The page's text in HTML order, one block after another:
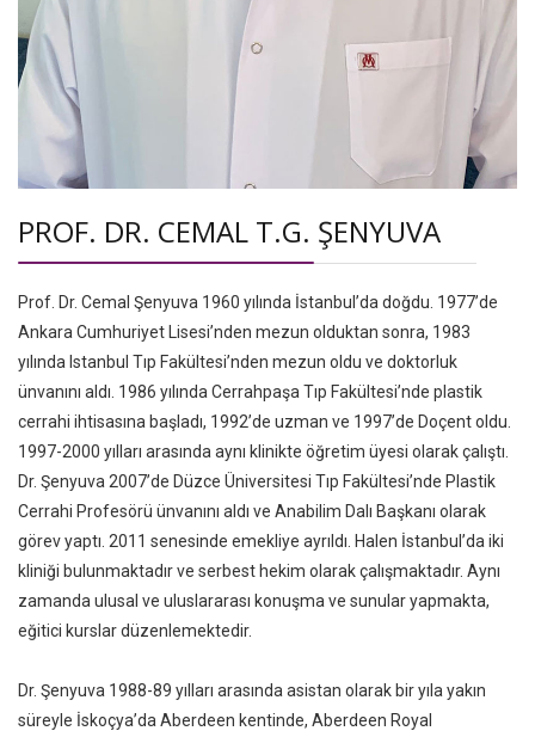
PROF. DR. CEMAL T.G. ŞENYUVA
Prof. Dr. Cemal Şenyuva 1960 yılında İstanbul’da doğdu. 1977’de
Ankara Cumhuriyet Lisesi’nden mezun olduktan sonra, 1983
yılında Istanbul Tıp Fakültesi’nden mezun oldu ve doktorluk
ünvanını aldı. 1986 yılında Cerrahpaşa Tıp Fakültesi’nde plastik
cerrahi ihtisasına başladı, 1992’de uzman ve 1997’de Doçent oldu.
1997-2000 yılları arasında aynı klinikte öğretim üyesi olarak çalıştı.
Dr. Şenyuva 2007’de Düzce Üniversitesi Tıp Fakültesi’nde Plastik
Cerrahi Profesörü ünvanını aldı ve Anabilim Dalı Başkanı olarak
görev yaptı. 2011 senesinde emekliye ayrıldı. Halen İstanbul’da iki
kliniği bulunmaktadır ve serbest hekim olarak çalışmaktadır. Aynı
zamanda ulusal ve uluslararası konuşma ve sunular yapmakta,
eğitici kurslar düzenlemektedir.
Dr. Şenyuva 1988-89 yılları arasında asistan olarak bir yıla yakın
süreyle İskoçya’da Aberdeen kentinde, Aberdeen Royal